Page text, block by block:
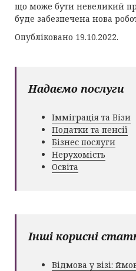
що може бути невеликий
буде забезпечена нова
Опубліковано 19.10.2022.
Надаємо послуги
Імміграція та Візи
Податки та пенсії
Бізнес послуги
Нерухомість
Освіта
Інші корисні
Відмова у візі: